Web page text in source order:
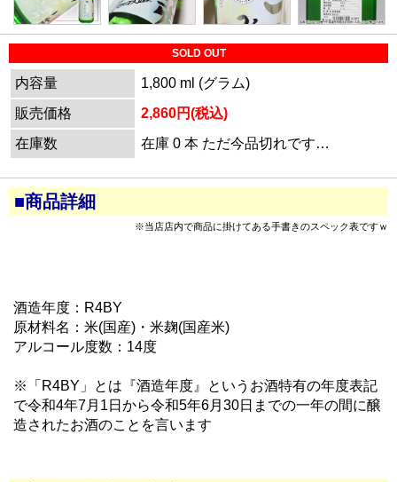
SOLD OUT
内容量
1,800 ml (グラム)
販売価格
2,860円(税込)
在庫数
在庫 0 本 ただ今品切れです…
■商品詳細
※当店店内で商品に掛けてある手書きのスペック表ですｗ
酒造年度：R4BY
原材料名：米(国産)・米麹(国産米)
アルコール度数：14度
※「R4BY」とは『酒造年度』というお酒特有の年度表記
で令和4年7月1日から令和5年6月30日までの一年の間に醸
造されたお酒のことを言います